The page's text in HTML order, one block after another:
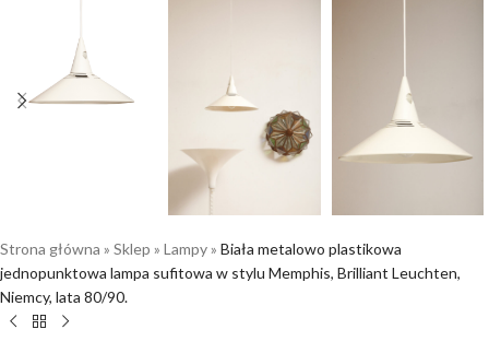
Strona główna » Sklep » Lampy» Biała metalowo plastikowa
jednopunktowa lampa sufitowa w stylu Memphis, Brilliant Leuchten,
Niemcy, lata 80/90.